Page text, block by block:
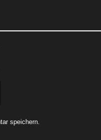
speichern.